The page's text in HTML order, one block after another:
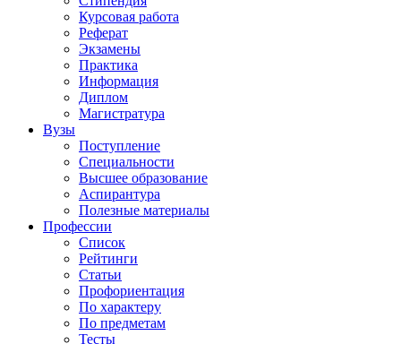
Курсовая работа
Реферат
Экзамены
Практика
Информация
Диплом
Магистратура
Вузы
Поступление
Специальности
Высшее образование
Аспирантура
Полезные материалы
Профессии
Список
Рейтинги
Статьи
Профориентация
По характеру
По предметам
Тесты